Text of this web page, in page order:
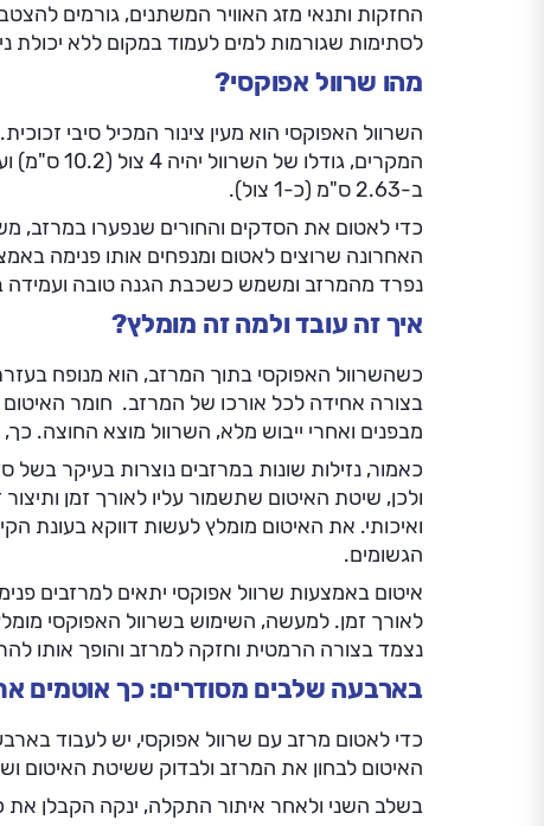
החזקות ותנאי מזג האוויר המשתנים, גורמים
לסתימות שגורמות למים לעמוד במקום ללא יכולת
מהו שרוול אפוקסי?
השרוול האפוקסי הוא מעין צינור המכיל סיבי
המקרים,
ב-2.63 ס"מ (כ-1 צול).
כדי לאטום את הסדקים והחורים שנפערו במרזב,
האחרונה שרוצים לאטום ומנפחים אותו פנימה
נפרד מהמרזב ומשמש כשכבת הגנה טובה ועמידה
איך זה עובד ולמה זה מומלץ?
כשהשרוול האפוקסי בתוך המרזב, הוא מנופח
בצורה אחידה לכל אורכו של המרזב. חומר
מבפנים ואחרי ייבוש מלא, השרוול מוצא החוצה.
כאמור, נזילות שונות במרזבים נוצרות בעיקר
ולכן, שיטת האיטום שתשמור עליו לאורך זמן
ואיכותי. את האיטום מומלץ לעשות דווקא בעונת
הגשומים.
איטום באמצעות שרוול אפוקסי יתאים למרזבים
לאורך זמן. למעשה, השימוש בשרוול האפוקסי
נצמד בצורה הרמטית וחזקה למרזב והופך אותו
בארבעה שלבים מסודרים: כך אוטמים
כדי לאטום מרזב עם שרוול אפוקסי, יש לעבוד
האיטום לבחון את המרזב ולבדוק ששיטת האיטום
בשלב השני ולאחר איתור התקלה, ינקה הקבלן את